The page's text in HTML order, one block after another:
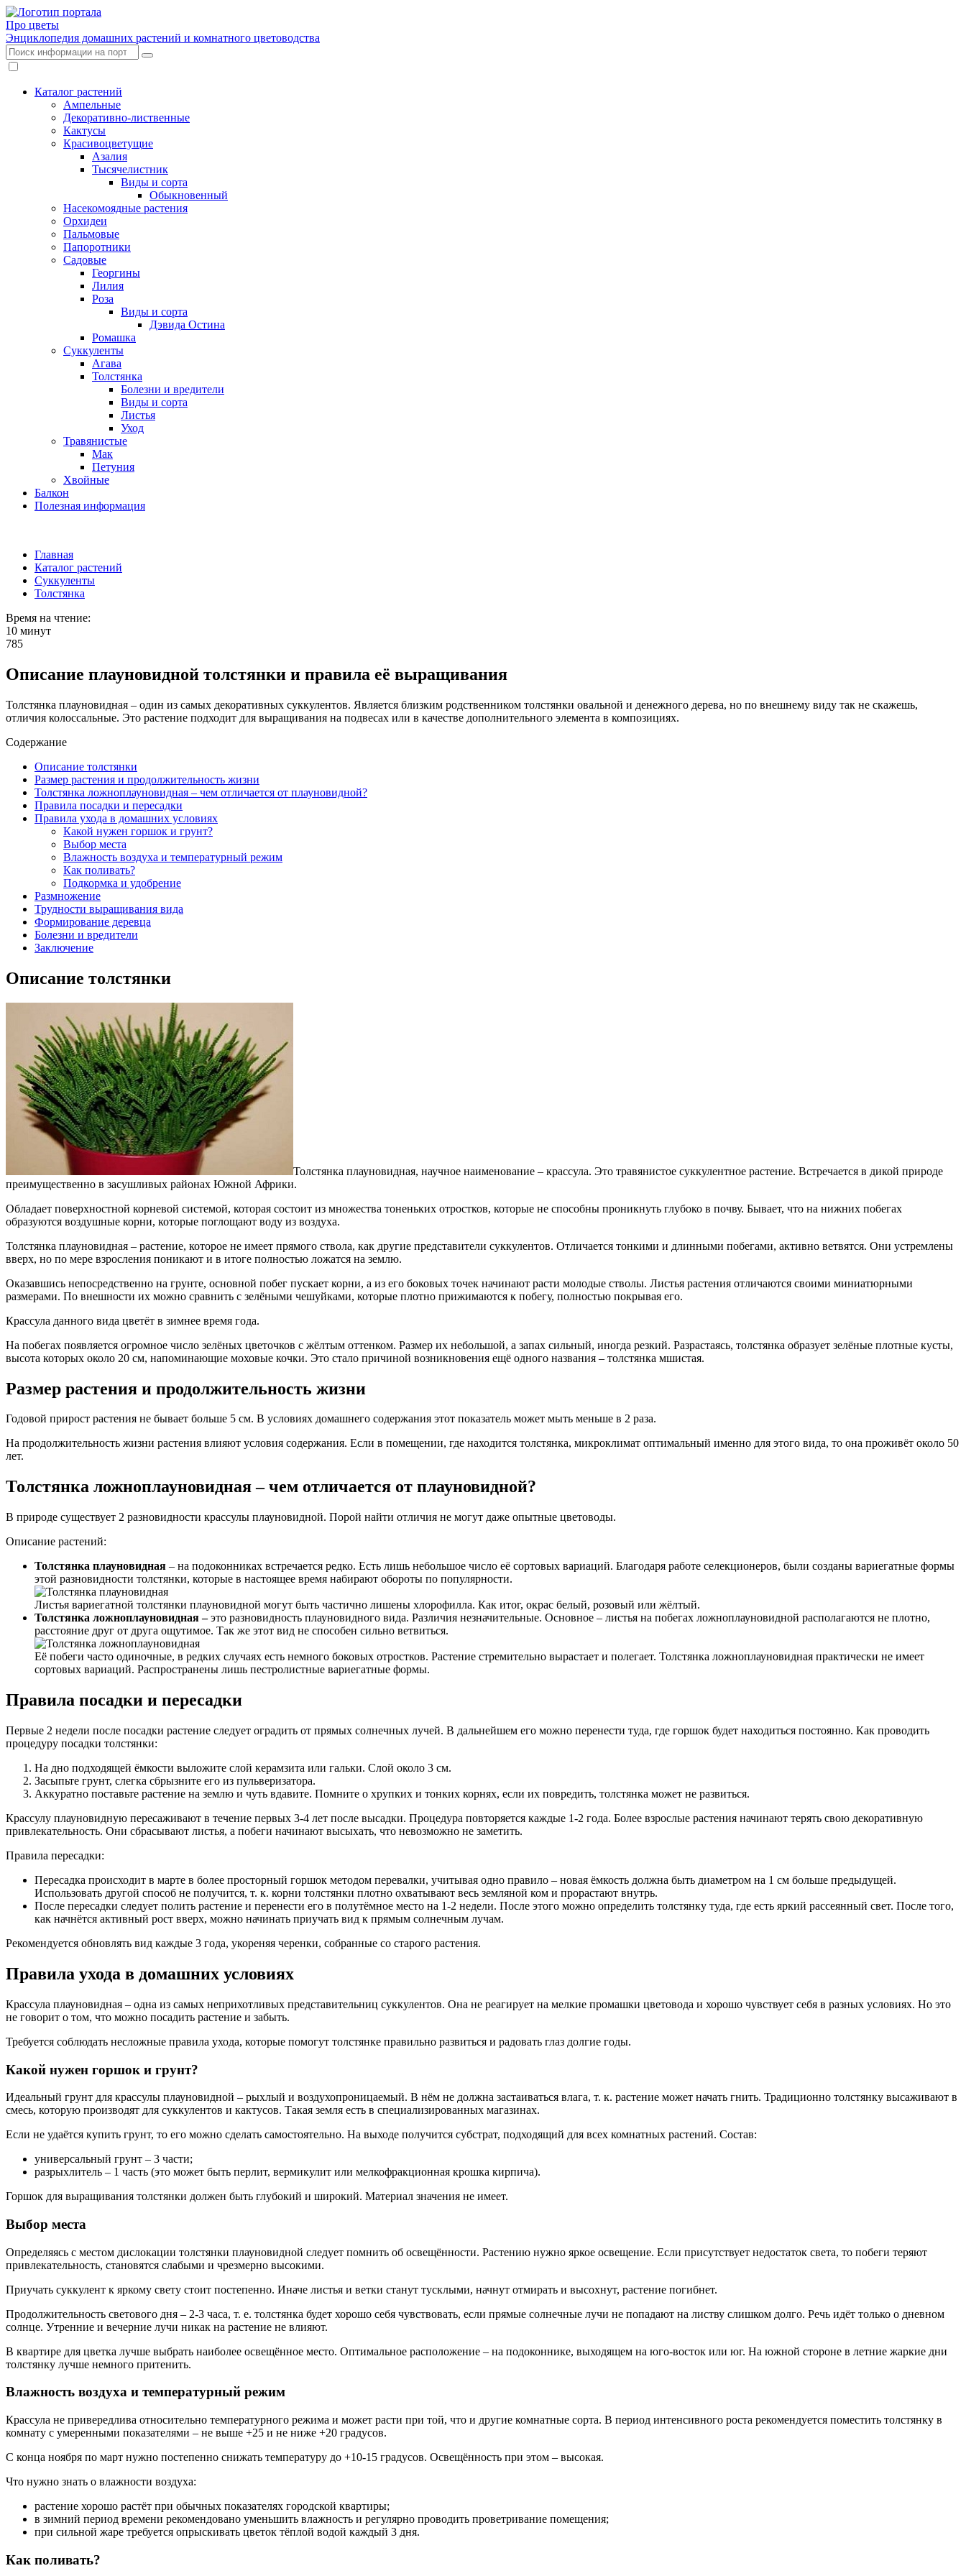
Про цветы
Энциклопедия домашних растений и комнатного цветоводства
Каталог растений
Ампельные
Декоративно-лиственные
Кактусы
Красивоцветущие
Азалия
Тысячелистник
Виды и сорта
Обыкновенный
Насекомоядные растения
Орхидеи
Пальмовые
Папоротники
Садовые
Георгины
Лилия
Роза
Виды и сорта
Дэвида Остина
Ромашка
Суккуленты
Агава
Толстянка
Болезни и вредители
Виды и сорта
Листья
Уход
Травянистые
Мак
Петуния
Хвойные
Балкон
Полезная информация
Главная
Каталог растений
Суккуленты
Толстянка
Время на чтение:
10 минут
785
Описание плауновидной толстянки и правила её выращивания
Толстянка плауновидная – один из самых декоративных суккулентов. Является близким родственником толстянки овальной и денежного дерева, но по внешнему виду так не скажешь,
отличия колоссальные. Это растение подходит для выращивания на подвесах или в качестве дополнительного элемента в композициях.
Содержание
Описание толстянки
Размер растения и продолжительность жизни
Толстянка ложноплауновидная – чем отличается от плауновидной?
Правила посадки и пересадки
Правила ухода в домашних условиях
Какой нужен горшок и грунт?
Выбор места
Влажность воздуха и температурный режим
Как поливать?
Подкормка и удобрение
Размножение
Трудности выращивания вида
Формирование деревца
Болезни и вредители
Заключение
Описание толстянки
Толстянка плауновидная, научное наименование – крассула. Это травянистое суккулентное растение. Встречается в дикой природе
преимущественно в засушливых районах Южной Африки.
Обладает поверхностной корневой системой, которая состоит из множества тоненьких отростков, которые не способны проникнуть глубоко в почву. Бывает, что на нижних побегах
образуются воздушные корни, которые поглощают воду из воздуха.
Толстянка плауновидная – растение, которое не имеет прямого ствола, как другие представители суккулентов. Отличается тонкими и длинными побегами, активно ветвятся. Они устремлены
вверх, но по мере взросления поникают и в итоге полностью ложатся на землю.
Оказавшись непосредственно на грунте, основной побег пускает корни, а из его боковых точек начинают расти молодые стволы. Листья растения отличаются своими миниатюрными
размерами. По внешности их можно сравнить с зелёными чешуйками, которые плотно прижимаются к побегу, полностью покрывая его.
Крассула данного вида цветёт в зимнее время года.
На побегах появляется огромное число зелёных цветочков с жёлтым оттенком. Размер их небольшой, а запах сильный, иногда резкий. Разрастаясь, толстянка образует зелёные плотные кусты,
высота которых около 20 см, напоминающие моховые кочки. Это стало причиной возникновения ещё одного названия – толстянка мшистая.
Размер растения и продолжительность жизни
Годовой прирост растения не бывает больше 5 см. В условиях домашнего содержания этот показатель может мыть меньше в 2 раза.
На продолжительность жизни растения влияют условия содержания. Если в помещении, где находится толстянка, микроклимат оптимальный именно для этого вида, то она проживёт около 50
лет.
Толстянка ложноплауновидная – чем отличается от плауновидной?
В природе существует 2 разновидности крассулы плауновидной. Порой найти отличия не могут даже опытные цветоводы.
Описание растений:
Толстянка плауновидная – на подоконниках встречается редко. Есть лишь небольшое число её сортовых вариаций. Благодаря работе селекционеров, были созданы вариегатные формы
этой разновидности толстянки, которые в настоящее время набирают обороты по популярности.
Листья вариегатной толстянки плауновидной могут быть частично лишены хлорофилла. Как итог, окрас белый, розовый или жёлтый.
Толстянка ложноплауновидная –это разновидность плауновидного вида. Различия незначительные. Основное – листья на побегах ложноплауновидной располагаются не плотно,
расстояние друг от друга ощутимое. Так же этот вид не способен сильно ветвиться.
Её побеги часто одиночные, в редких случаях есть немного боковых отростков. Растение стремительно вырастает и полегает. Толстянка ложноплауновидная практически не имеет
сортовых вариаций. Распространены лишь пестролистные вариегатные формы.
Правила посадки и пересадки
Первые 2 недели после посадки растение следует оградить от прямых солнечных лучей. В дальнейшем его можно перенести туда, где горшок будет находиться постоянно. Как проводить
процедуру посадки толстянки:
На дно подходящей ёмкости выложите слой керамзита или гальки. Слой около 3 см.
Засыпьте грунт, слегка сбрызните его из пульверизатора.
Аккуратно поставьте растение на землю и чуть вдавите. Помните о хрупких и тонких корнях, если их повредить, толстянка может не развиться.
Крассулу плауновидную пересаживают в течение первых 3-4 лет после высадки. Процедура повторяется каждые 1-2 года. Более взрослые растения начинают терять свою декоративную
привлекательность. Они сбрасывают листья, а побеги начинают высыхать, что невозможно не заметить.
Правила пересадки:
Пересадка происходит в марте в более просторный горшок методом перевалки, учитывая одно правило – новая ёмкость должна быть диаметром на 1 см больше предыдущей.
Использовать другой способ не получится, т. к. корни толстянки плотно охватывают весь земляной ком и прорастают внутрь.
После пересадки следует полить растение и перенести его в полутёмное место на 1-2 недели. После этого можно определить толстянку туда, где есть яркий рассеянный свет. После того,
как начнётся активный рост вверх, можно начинать приучать вид к прямым солнечным лучам.
Рекомендуется обновлять вид каждые 3 года, укореняя черенки, собранные со старого растения.
Правила ухода в домашних условиях
Крассула плауновидная – одна из самых неприхотливых представительниц суккулентов. Она не реагирует на мелкие промашки цветовода и хорошо чувствует себя в разных условиях. Но это
не говорит о том, что можно посадить растение и забыть.
Требуется соблюдать несложные правила ухода, которые помогут толстянке правильно развиться и радовать глаз долгие годы.
Какой нужен горшок и грунт?
Идеальный грунт для крассулы плауновидной – рыхлый и воздухопроницаемый. В нём не должна застаиваться влага, т. к. растение может начать гнить. Традиционно толстянку высаживают в
смесь, которую производят для суккулентов и кактусов. Такая земля есть в специализированных магазинах.
Если не удаётся купить грунт, то его можно сделать самостоятельно. На выходе получится субстрат, подходящий для всех комнатных растений. Состав:
универсальный грунт – 3 части;
разрыхлитель – 1 часть (это может быть перлит, вермикулит или мелкофракционная крошка кирпича).
Горшок для выращивания толстянки должен быть глубокий и широкий. Материал значения не имеет.
Выбор места
Определяясь с местом дислокации толстянки плауновидной следует помнить об освещённости. Растению нужно яркое освещение. Если присутствует недостаток света, то побеги теряют
привлекательность, становятся слабыми и чрезмерно высокими.
Приучать суккулент к яркому свету стоит постепенно. Иначе листья и ветки станут тусклыми, начнут отмирать и высохнут, растение погибнет.
Продолжительность светового дня – 2-3 часа, т. е. толстянка будет хорошо себя чувствовать, если прямые солнечные лучи не попадают на листву слишком долго. Речь идёт только о дневном
солнце. Утренние и вечерние лучи никак на растение не влияют.
В квартире для цветка лучше выбрать наиболее освещённое место. Оптимальное расположение – на подоконнике, выходящем на юго-восток или юг. На южной стороне в летние жаркие дни
толстянку лучше немного притенить.
Влажность воздуха и температурный режим
Крассула не привередлива относительно температурного режима и может расти при той, что и другие комнатные сорта. В период интенсивного роста рекомендуется поместить толстянку в
комнату с умеренными показателями – не выше +25 и не ниже +20 градусов.
С конца ноября по март нужно постепенно снижать температуру до +10-15 градусов. Освещённость при этом – высокая.
Что нужно знать о влажности воздуха:
растение хорошо растёт при обычных показателях городской квартиры;
в зимний период времени рекомендовано уменьшить влажность и регулярно проводить проветривание помещения;
при сильной жаре требуется опрыскивать цветок тёплой водой каждый 3 дня.
Как поливать?